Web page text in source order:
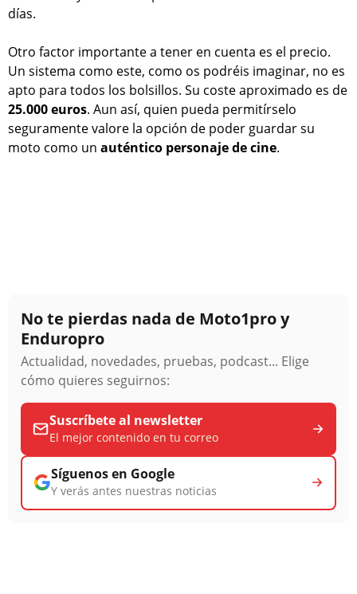
días.
Otro factor importante a tener en cuenta es el precio.
Un sistema como este, como os podréis imaginar, no es
apto para todos los bolsillos. Su coste aproximado es de
25.000 euros. Aun así, quien pueda permitírselo
seguramente valore la opción de poder guardar su
moto como un auténtico personaje de cine.
No te pierdas nada de Moto1pro y
Enduropro
Actualidad, novedades, pruebas, podcast... Elige
cómo quieres seguirnos:
Suscríbete al newsletter
El mejor contenido en tu correo
Síguenos en Google
Y verás antes nuestras noticias